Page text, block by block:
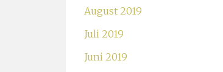
August 2019
Juli 2019
Juni 2019